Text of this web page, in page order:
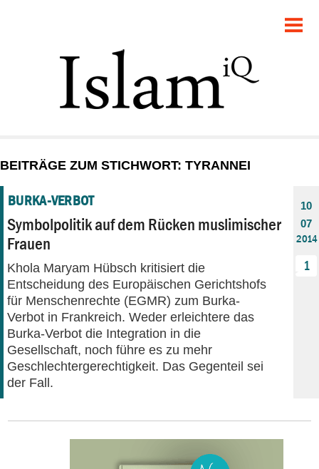
GESELLSCHAFT
STARTSEITE
DEBATTE
PANORAMA
BEITRÄGE ZUM STICHWORT: TYRANNEI
BURKA-VERBOT
Symbolpolitik auf dem Rücken muslimischer
Frauen
Khola Maryam Hübsch kritisiert die
Entscheidung des Europäischen Gerichtshofs
für Menschenrechte (EGMR) zum Burka-
Verbot in Frankreich. Weder erleichtere das
Burka-Verbot die Integration in die
Gesellschaft, noch führe es zu mehr
Geschlechtergerechtigkeit. Das Gegenteil sei
der Fall.
10
07
2014
1